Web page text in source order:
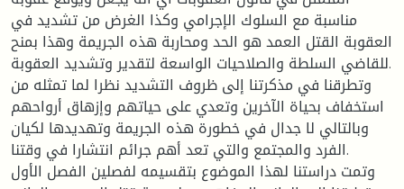
مناسبة مع السلوك الإجرامي وكذا الغرض من تشديد في
العقوبة القتل العمد هو الحد ومحاربة هذه الجريمة وهذا بمنح
للقاضي السلطة والصلاحيات الواسعة لتقدير وتشديد العقوبة.
وتطرقنا في مذكرتنا إلى ظروف التشديد نظرا لما تمثله من
استخفاف بحياة الآخرين وتعدي على حياتهم وإزهاق أرواحهم
وبالتالي لا جدال في خطورة هذه الجريمة وتهديدها لكيان
الفرد والمجتمع والتي تعد أهم جرائم انتشارا في وقتنا.
وتمت دراستنا لهذا الموضوع بتقسيمه لفصلين الفصل الأول